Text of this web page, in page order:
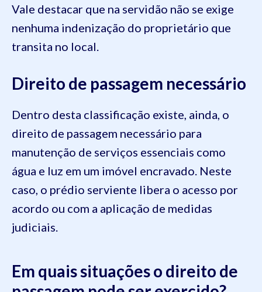
Vale destacar que na servidão não se exige
nenhuma indenização do proprietário que
transita no local.
Direito de passagem necessário
Dentro desta classificação existe, ainda, o
direito de passagem necessário para
manutenção de serviços essenciais como
água e luz em um imóvel encravado. Neste
caso, o prédio serviente libera o acesso por
acordo ou com a aplicação de medidas
judiciais.
Em quais situações o direito de